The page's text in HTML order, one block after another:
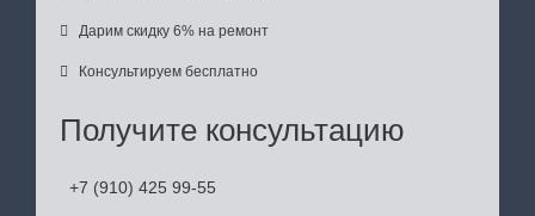
 Дарим скидку 6% на ремонт
 Консультируем бесплатно
Получите консультацию
+7 (910) 425 99-55